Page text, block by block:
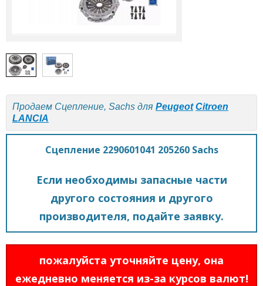
Продаем Сцепление, Sachs для Peugeot Citroen
LANCIA
Сцепление 2290601041 205260 Sachs
Если необходимы запасные части
другого состояния и другого
производителя, подайте заявку.
пожалуйста уточняйте цену, она
ежедневно меняется из-за курсов валют!